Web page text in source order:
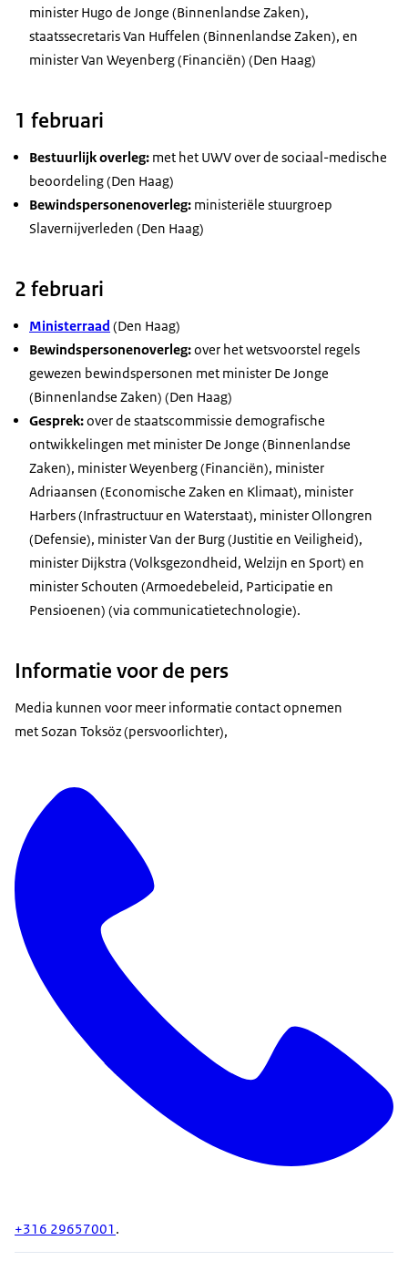
minister Hugo de Jonge (Binnenlandse Zaken),
staatssecretaris Van Huffelen (Binnenlandse Zaken), en
minister Van Weyenberg (Financiën) (Den Haag)
1 februari
Bestuurlijk overleg: met het UWV over de sociaal-medische
beoordeling (Den Haag)
Bewindspersonenoverleg: ministeriële stuurgroep
Slavernijverleden (Den Haag)
2 februari
Ministerraad (Den Haag)
Bewindspersonenoverleg:over het wetsvoorstel regels
gewezen bewindspersonen met minister De Jonge
(Binnenlandse Zaken) (Den Haag)
Gesprek:over de staatscommissie demografische
ontwikkelingen met minister De Jonge (Binnenlandse
Zaken), minister Weyenberg (Financiën), minister
Adriaansen (Economische Zaken en Klimaat), minister
Harbers (Infrastructuur en Waterstaat), minister Ollongren
(Defensie), minister Van der Burg (Justitie en Veiligheid),
minister Dijkstra (Volksgezondheid, Welzijn en Sport) en
minister Schouten (Armoedebeleid, Participatie en
Pensioenen) (via communicatietechnologie).
Informatie voor de pers
Media kunnen voor meer informatie contact opnemen
met Sozan Toksöz (persvoorlichter),
+316 29657001 .